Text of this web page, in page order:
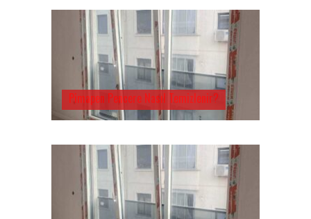
Pimapen Pencere Nasıl Temizlenir?